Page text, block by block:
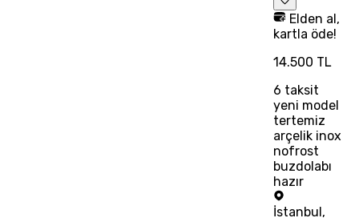
Elden al,
kartla öde!
14.500 TL
6 taksit
yeni model
tertemiz
arçelik inox
nofrost
buzdolabı
hazır
İstanbul ,